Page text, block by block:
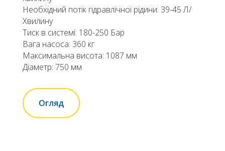
Необхідний потік гідравлічної рідини: 39-45 Л/
Хвилину
Тиск в системі: 180-250 Бар
Вага насоса: 360 кг
Максимальна висота: 1087 мм
Діаметр: 750 мм
Огляд